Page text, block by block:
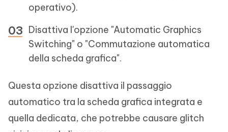
operativo).
Disattiva l'opzione "Automatic Graphics
Switching" o "Commutazione automatica
della scheda grafica".
Questa opzione disattiva il passaggio
automatico tra la scheda grafica integrata e
quella dedicata, che potrebbe causare glitch